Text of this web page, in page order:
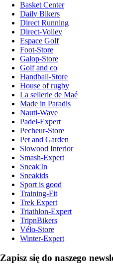
Basket Center
Daily Bikers
Direct Running
Direct-Volley
Espace Golf
Foot-Store
Galop-Store
Golf and co
Handball-Store
House of rugby
La sellerie de Maé
Made in Paradis
Nauti-Wave
Padel-Expert
Pecheur-Store
Pet and Garden
Slowood Interior
Smash-Expert
Sneak'In
Sneakids
Sport is good
Training-Fit
Trek Expert
Triathlon-Expert
TripnBikers
Vélo-Store
Winter-Expert
Zapisz się do naszego